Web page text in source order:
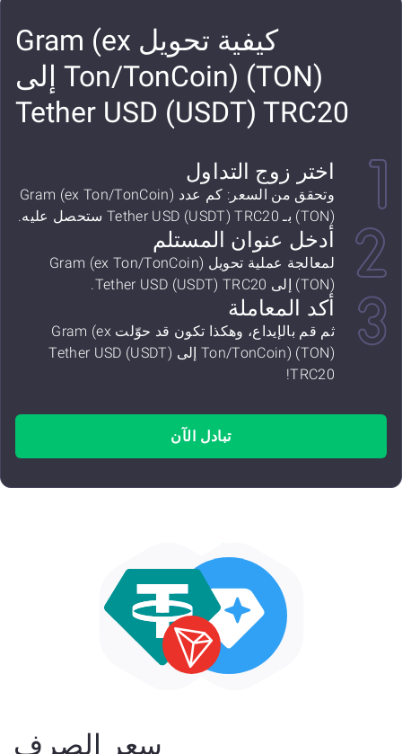
كيفية تحويل Gram (ex
Ton/TonCoin) (TON) إلى
Tether USD (USDT) TRC20
اختر زوج التداول
وتحقق من السعر: كم عدد Gram (ex Ton/TonCoin)
(TON) بـ Tether USD (USDT) TRC20 ستحصل عليه.
أدخل عنوان المستلم
لمعالجة عملية تحويل Gram (ex Ton/TonCoin)
(TON) إلى Tether USD (USDT) TRC20.
أكد المعاملة
ثم قم بالإيداع، وهكذا تكون قد حوّلت Gram (ex
Ton/TonCoin) (TON) إلى Tether USD (USDT)
TRC20!
تبادل الآن
سعر الصرف